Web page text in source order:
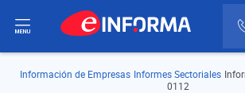
Información de Empresas Informes Sectoriales
0112